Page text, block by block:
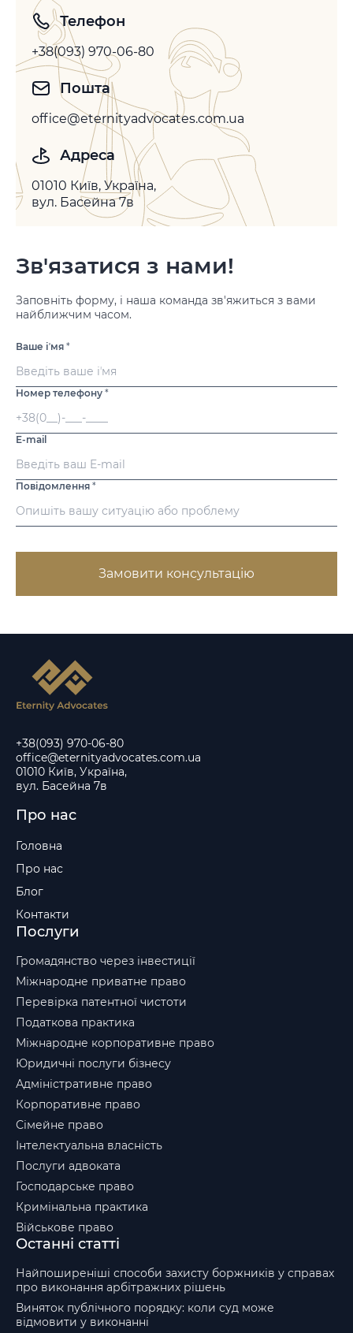
Телефон
+38(093) 970-06-80
Пошта
office@eternityadvocates.com.ua
Адреса
01010 Київ, Україна,
вул. Басейна 7в
Зв'язатися з нами!
Заповніть форму, і наша команда зв'яжиться з вами
найближчим часом.
Ваше іʼмя *
Номер телефону *
E-mail
Повідомлення *
Замовити консультацію
+38(093) 970-06-80
office@eternityadvocates.com.ua
01010 Київ, Україна,
вул. Басейна 7в
Про нас
Головна
Про нас
Блог
Контакти
Послуги
Громадянство через інвестиції
Міжнародне приватне право
Перевірка патентної чистоти
Податкова практика
Міжнародне корпоративне право
Юридичні послуги бізнесу
Адміністративне право
Корпоративне право
Сімейне право
Інтелектуальна власність
Послуги адвоката
Господарське право
Кримінальна практика
Військове право
Останні статті
Найпоширеніші способи захисту боржників у справах
про виконання арбітражних рішень
Виняток публічного порядку: коли суд може
відмовити у виконанні